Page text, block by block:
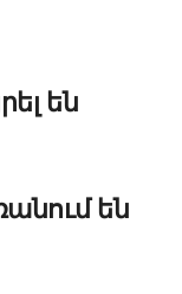
են
են